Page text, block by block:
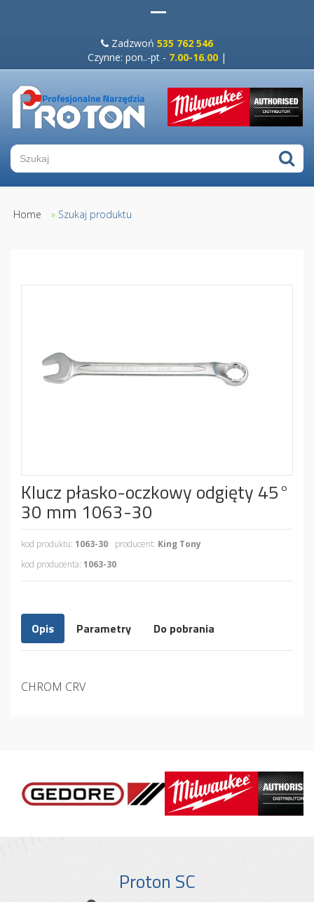
Zadzwoń 535 762 546
Czynne: pon..-pt - 7.00-16.00 |
Home » Szukaj produktu
Klucz płasko-oczkowy odgięty 45°
30 mm 1063-30
kod produktu: 1063-30 producent: King Tony
kod producenta: 1063-30
Opis Parametry Do pobrania
CHROM CRV
Proton SC